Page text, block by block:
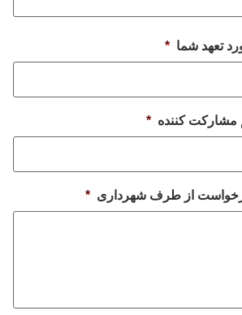
تعهد شما *
مشارکت کننده *
از طرف شهرداری *